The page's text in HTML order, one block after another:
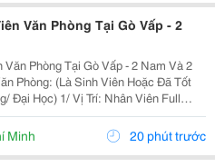
Văn Phòng Tại Gò Vấp - 2
Văn Phòng Tại Gò Vấp - 2 Nam Và 2
Trí: Nhân Viên Full
Tháng
1 Ngày, Và Hưởng Các Ngày...
Minh 20 phút trước